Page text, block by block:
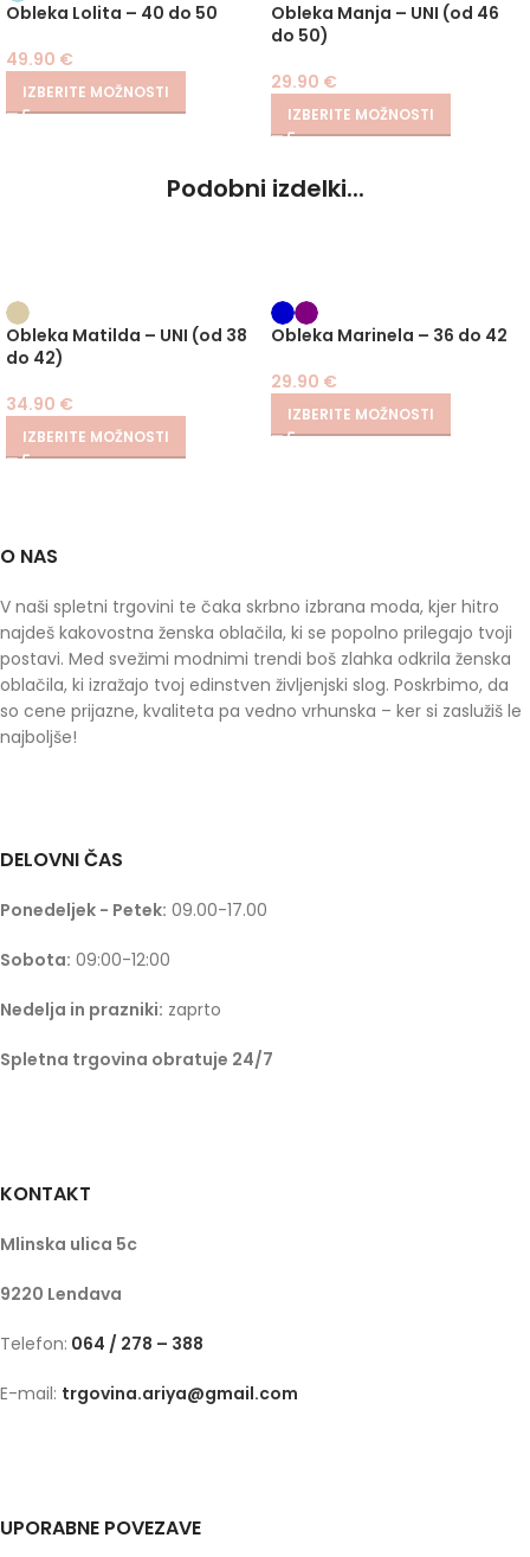
Obleka Lolita – 40 do 50
49.90 €
IZBERITE MOŽNOSTI
Obleka Manja – UNI (od 46
do 50)
29.90 €
IZBERITE MOŽNOSTI
Podobni izdelki...
Obleka Matilda – UNI (od 38
do 42)
34.90 €
IZBERITE MOŽNOSTI
Obleka Marinela – 36 do 42
29.90 €
IZBERITE MOŽNOSTI
O NAS
V naši spletni trgovini te čaka skrbno izbrana moda, kjer hitro
najdeš kakovostna ženska oblačila, ki se popolno prilegajo tvoji
postavi. Med svežimi modnimi trendi boš zlahka odkrila ženska
oblačila, ki izražajo tvoj edinstven življenjski slog. Poskrbimo, da
so cene prijazne, kvaliteta pa vedno vrhunska – ker si zaslužiš le
najboljše!
DELOVNI ČAS
Ponedeljek - Petek: 09.00-17.00
Sobota: 09:00-12:00
Nedelja in prazniki: zaprto
Spletna trgovina obratuje 24/7
KONTAKT
Mlinska ulica 5c
9220 Lendava
Telefon: 064 / 278 – 388
E-mail: trgovina.ariya@gmail.com
UPORABNE POVEZAVE